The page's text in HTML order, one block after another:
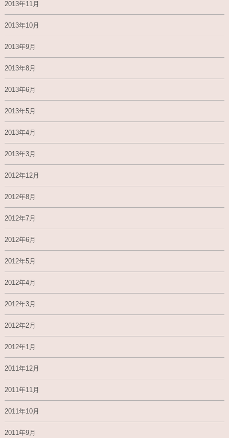
2013年11月
2013年10月
2013年9月
2013年8月
2013年6月
2013年5月
2013年4月
2013年3月
2012年12月
2012年8月
2012年7月
2012年6月
2012年5月
2012年4月
2012年3月
2012年2月
2012年1月
2011年12月
2011年11月
2011年10月
2011年9月